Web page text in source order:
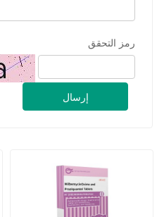
رمز التحقق
إرسال